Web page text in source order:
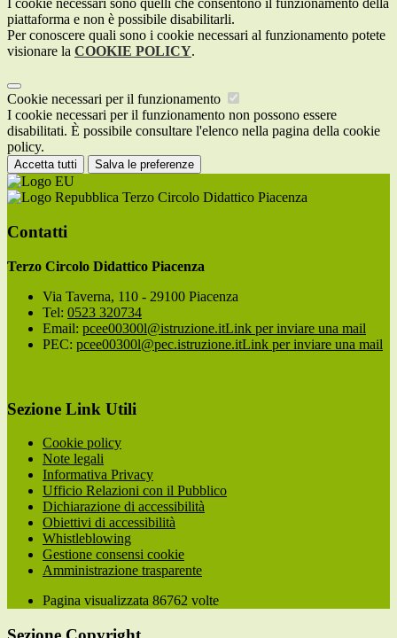
I cookie necessari sono quelli che consentono il funzionamento della
piattaforma e non è possibile disabilitarli.
Per conoscere quali sono i cookie necessari al funzionamento potete
visionare la COOKIE POLICY.
Cookie necessari per il funzionamento
I cookie necessari per il funzionamento non possono essere
disabilitati. È possibile consultare l'elenco nella pagina della cookie
policy.
Accetta tutti Salva le preferenze
Terzo Circolo Didattico Piacenza
Contatti
Terzo Circolo Didattico Piacenza
Via Taverna, 110 - 29100 Piacenza
Tel: 0523 320734
Email: pcee00300l@istruzione.itLink per inviare una mail
PEC: pcee00300l@pec.istruzione.itLink per inviare una mail
Sezione Link Utili
Cookie policy
Note legali
Informativa Privacy
Ufficio Relazioni con il Pubblico
Dichiarazione di accessibilità
Obiettivi di accessibilità
Whistleblowing
Gestione consensi cookie
Amministrazione trasparente
Pagina visualizzata 86762 volte